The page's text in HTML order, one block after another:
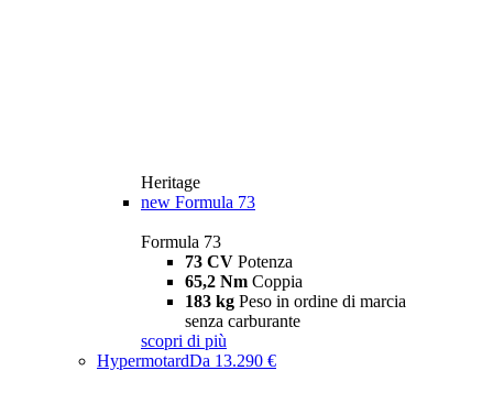
Heritage
new Formula 73
Formula 73
73 CV Potenza
65,2 Nm Coppia
183 kg Peso in ordine di marcia
senza carburante
scopri di più
HypermotardDa 13.290 €